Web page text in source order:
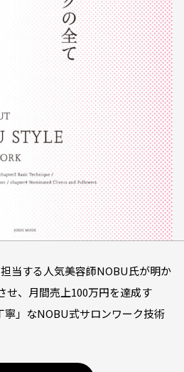
当する人気美容師NOBU氏が明か
せ、月間売上100万円を達成す
寧」なNOBU式サロンワーク技術